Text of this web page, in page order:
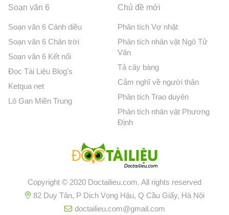
Soạn văn 6
Soạn văn 6 Cánh diều
Soạn văn 6 Chân trời
Soạn văn 6 Kết nối
Đọc Tài Liệu Blog's
Ketqua net
Lô Gan Miền Trung
Chủ đề mới
Phân tích Vợ nhặt
Phân tích nhân vật Ngô Tử
Văn
Tả cây bàng
Cảm nghĩ về người thân
Phân tích Trao duyên
Phân tích nhân vật Phương
Định
Copyright © 2020 Doctailieu.com. All rights reserved
82 Duy Tân, P Dịch Vọng Hậu, Q Cầu Giấy, Hà Nội
doctailieu.com@gmail.com